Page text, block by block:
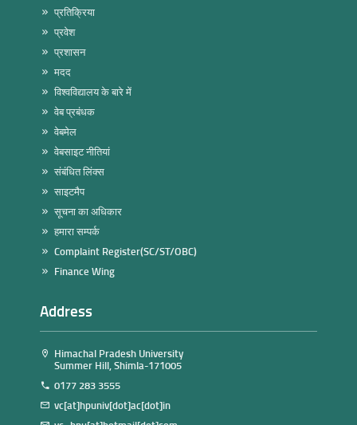
प्रतिक्रिया
प्रवेश
प्रशासन
मदद
विश्वविद्यालय के बारे में
वेब प्रबंधक
वेबमेल
वेबसाइट नीतियां
संबंधित लिंक्स
साइटमैप
सूचना का अधिकार
हमारा सम्पर्क
Complaint Register(SC/ST/OBC)
Finance Wing
Address
Himachal Pradesh University
Summer Hill, Shimla-171005
0177 283 3555
vc[at]hpuniv[dot]ac[dot]in